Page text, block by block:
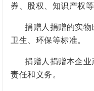
券、股权、知识产权
捐赠人捐赠的实物
卫生、环保等标准。
捐赠人捐赠本企
责任和义务。